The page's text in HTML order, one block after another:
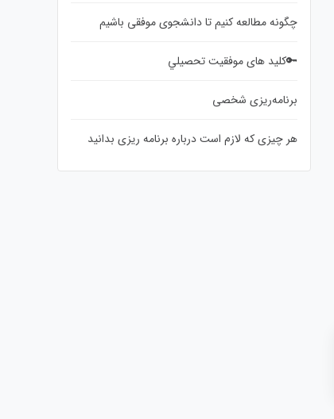
چگونه مطالعه کنیم تا دانشجوی موفقی باشیم
🔑کلید های موفقيت تحصيلي
برنامه‌ریزی شخصی
هر چیزی که لازم است درباره برنامه ریزی بدانید